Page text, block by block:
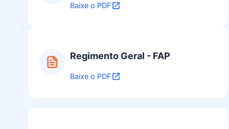
Baixe o PDF
Regimento Geral - FAP
Baixe o PDF